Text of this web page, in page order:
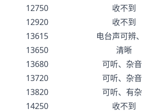
12750 收不到
12920 收不到
13615 电台声可
13650 清
13680 可听、杂
13720 可听、杂音
13820 可听、有
14250 收不到